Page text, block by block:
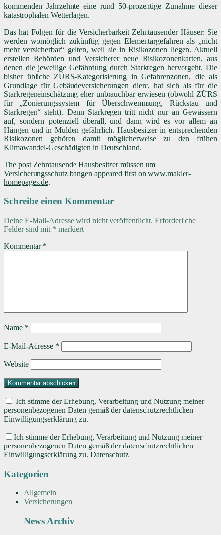
kommenden Jahrzehnte eine rund 50-prozentige Zunahme dieser
katastrophalen Wetterlagen.
Das hat Folgen für die Versicherbarkeit Zehntausender Häuser: Sie
werden womöglich zukünftig gegen Elementargefahren als „nicht
mehr versicherbar“ gelten, weil sie in Risikozonen liegen. Aktuell
erstellen Behörden und Versicherer neue Risikozonenkarten, aus
denen die jeweilige Gefährdung durch Starkregen hervorgeht. Die
bisher übliche ZÜRS-Kategorisierung in Gefahrenzonen, die als
Grundlage für Gebäudeversicherungen dient, hat sich als für die
Starkregeneinschätzung eher unbrauchbar erwiesen (obwohl ZÜRS
für „Zonierungssystem für Überschwemmung, Rückstau und
Starkregen“ steht). Denn Starkregen tritt nicht nur an Gewässern
auf, sondern potenziell überall, und dann wird es vor allem an
Hängen und in Mulden gefährlich. Hausbesitzer in entsprechenden
Risikozonen gehören damit möglicherweise zu den frühen
Klimawandel-Geschädigten in Deutschland.
The post Zehntausende Hausbesitzer müssen um
Versicherungsschutz bangen appeared first on www.makler-
homepages.de.
Schreibe einen Kommentar
Deine E-Mail-Adresse wird nicht veröffentlicht. Erforderliche
Felder sind mit * markiert
Kommentar *
Name *
E-Mail-Adresse *
Website
Ich stimme der Erhebung, Verarbeitung und Nutzung meiner
personenbezogenen Daten gemäß der datenschutzrechtlichen
Einwilligungserklärung zu.
Ich stimme der Erhebung, Verarbeitung und Nutzung meiner
personenbezogenen Daten gemäß der datenschutzrechtlichen
Einwilligungserklärung zu. Datenschutz
Kategorien
Allgemein
Versicherungen
News Archiv